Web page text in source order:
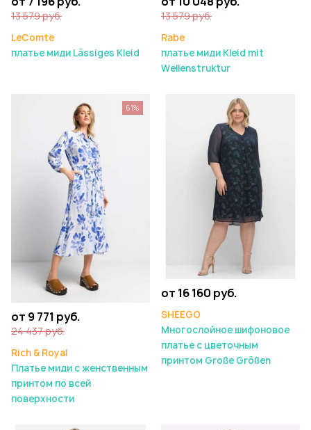
13 579 руб.
LeComte
платье миди Lässiges Kleid
13 579 руб.
Rabe
платье миди Kleid mit
Wellenstruktur
от 9 771 руб.
24 437 руб.
Rich & Royal
Платье миди с женственным
принтом по всей
поверхности
61%
от 16 160 руб.
SHEEGO
Многослойное шифоновое
платье с цветочным
принтом Große Größen